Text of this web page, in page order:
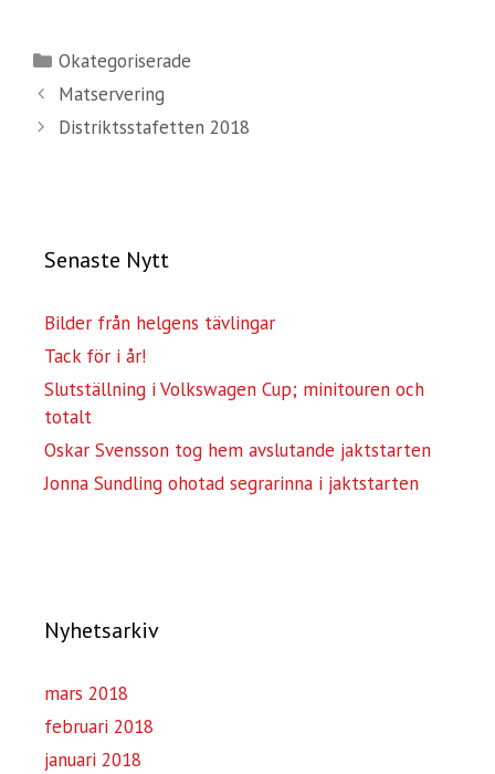
Kategorier
Okategoriserade
Matservering
Distriktsstafetten 2018
Senaste Nytt
Bilder från helgens tävlingar
Tack för i år!
Slutställning i Volkswagen Cup; minitouren och
totalt
Oskar Svensson tog hem avslutande jaktstarten
Jonna Sundling ohotad segrarinna i jaktstarten
Nyhetsarkiv
mars 2018
februari 2018
januari 2018